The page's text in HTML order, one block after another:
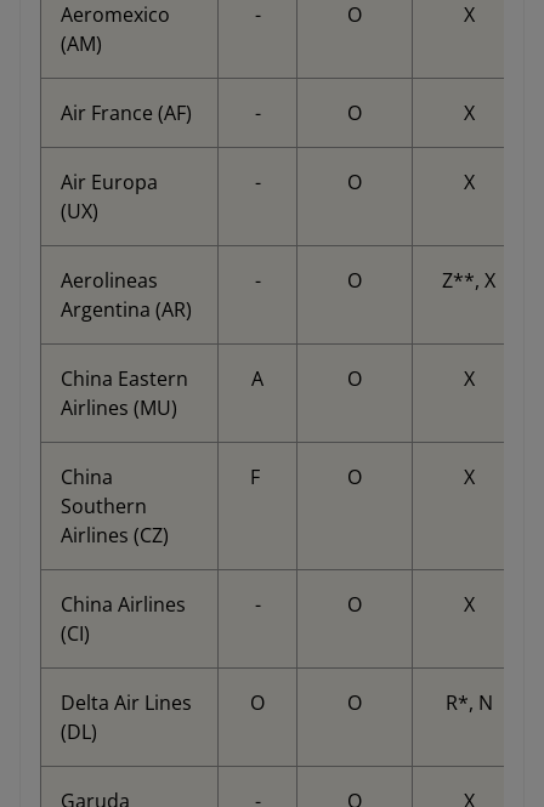
Aeromexico
(AM)
- O X
Air France (AF) - O X
Air Europa
(UX)
- O X
Aerolineas
Argentina (AR)
- O Z**, X
China Eastern
Airlines (MU)
A O X
China
Southern
Airlines (CZ)
F O X
China Airlines
(CI)
- O X
Delta Air Lines
(DL)
O O R*, N
Garuda - O X